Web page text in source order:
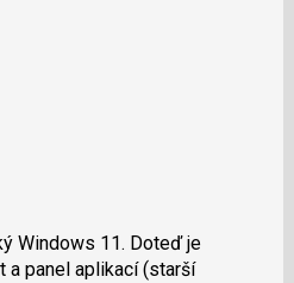
Windows 11. Doteď je
a panel aplikací (starší